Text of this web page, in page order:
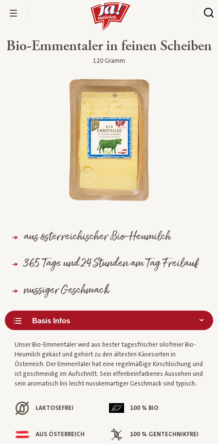
Bio-Emmentaler in feinen Scheiben
120 Gramm
aus österreichischer Bio-Heumilch
365 Tage und 24 Stunden am Tag Freilauf
nussiger Geschmack
Unser Bio-Emmentaler wird aus bester tagesfrischer silofreier Bio-
Heumilch gekäst und gehört zu den ältesten Käsesorten in
Österreich. Der Emmentaler hat eine regelmäßige Kirschlochung und
ist geschmeidig im Aufschnitt. Sein elfenbeinfarbenes Aussehen und
sein aromatisch bis leicht nusskernartiger Geschmack sind typisch.
LAKTOSEFREI 100 % BIO
AUS ÖSTERREICH 100 % GENTECHNIKFREI